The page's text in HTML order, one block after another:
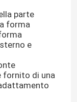
parte
forma
e
fornito di una